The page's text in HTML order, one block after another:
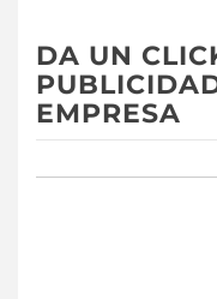
DA UN
EMPRESA